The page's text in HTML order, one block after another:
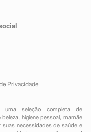
Privacidade
uma seleção completa de
beleza, higiene pessoal ,mamãe
necessidades de saúde e